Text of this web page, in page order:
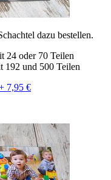
dazu bestellen.
24 oder 70 Teilen
192 und 500 Teilen
7,95 €